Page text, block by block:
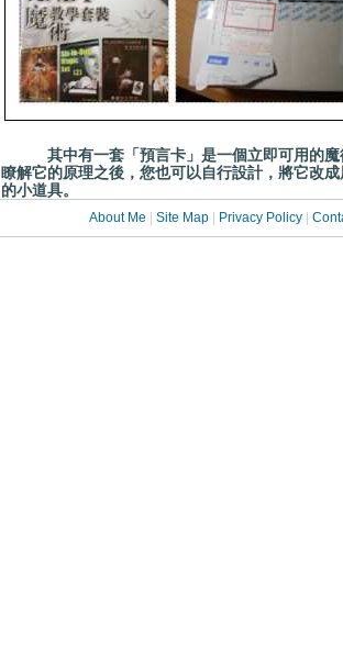
其中有一套「預言卡」是一個立即可用的魔
瞭解它的原理之後，您也可以自行設計，將它改
的小道具。
About Me Site Map Privacy Policy